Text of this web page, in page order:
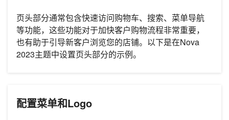
页头部分通常包含快速访问购物车、搜索、菜单导航
等功能，这些功能对于加快客户购物流程非常重要，
也有助于引导新客户浏览您的店铺。以下是在Nova
2023主题中设置页头部分的示例。
配置菜单和Logo